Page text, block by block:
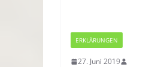
ERKLÄRUNGEN
27. Juni 2019